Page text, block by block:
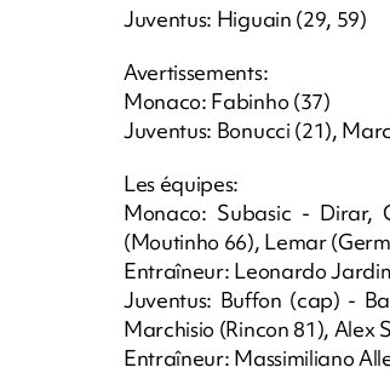
Juventus: Higuain (29, 59)
Avertissements:
Monaco: Fabinho (37)
Juventus: Bonucci (21),
Les équipes:
Monaco: Subasic - Dirar,
(Moutinho 66), Lemar
Entraîneur: Leonardo
Juventus: Buffon (cap) -
Marchisio (Rincon 81),
Entraîneur: Massimiliano